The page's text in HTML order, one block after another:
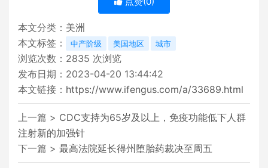
本文分类： 美洲
本文标签：
中产阶级 美国地区 城市
浏览次数： 2835 次浏览
发布日期：2023-04-20 13:44:42
本文链接： https://www.ifengus.com/a/33689.html
上一篇 > CDC支持为65岁及以上，免疫功能低下人群
注射新的加强针
下一篇 > 最高法院延长得州堕胎药裁决至周五